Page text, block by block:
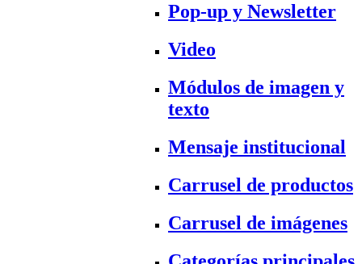
Pop-up y Newsletter
Video
Módulos de imagen y
texto
Mensaje institucional
Carrusel de productos
Carrusel de imágenes